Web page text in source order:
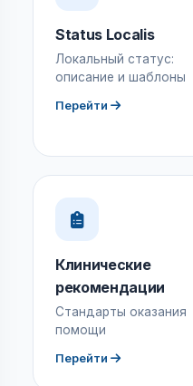
Status Localis
Локальный статус:
описание и шаблоны
Перейти
Клинические
рекомендации
Стандарты оказания
помощи
Перейти